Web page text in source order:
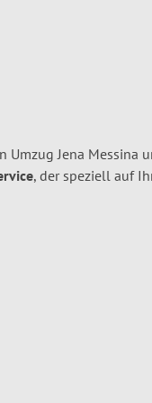
Umzug Jena Messina
, der speziell auf